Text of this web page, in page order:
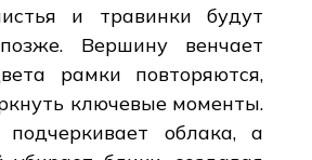
и травинки будут
Вершину венчает
рамки повторяются,
ключевые моменты.
облака, а